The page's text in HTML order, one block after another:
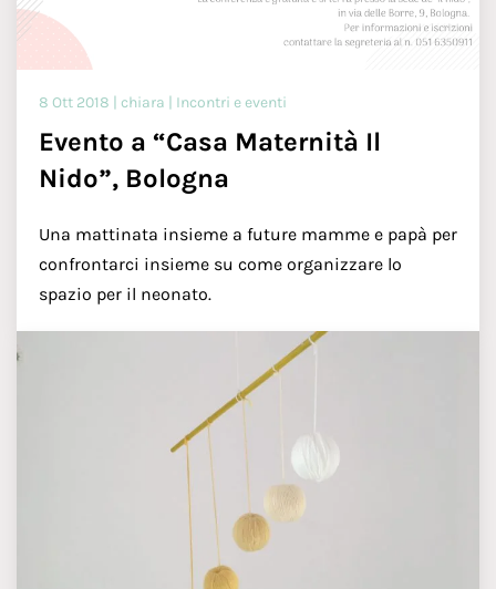
8 Ott 2018 | chiara | Incontri e eventi
Evento a “Casa Maternità Il
Nido”, Bologna
Una mattinata insieme a future mamme e papà per
confrontarci insieme su come organizzare lo
spazio per il neonato.